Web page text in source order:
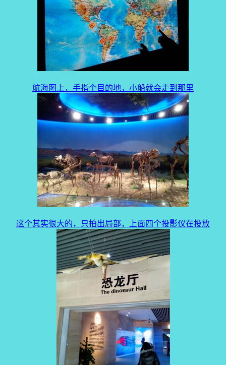
航海图上，手指个目的地，小船就会走到那里
这个其实很大的，只拍出局部，上面四个投影仪在投放